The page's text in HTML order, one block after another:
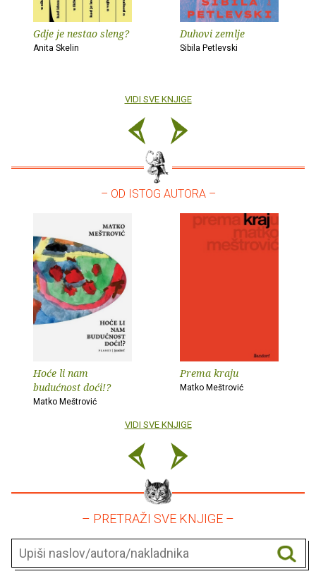
Gdje je nestao sleng?
Anita Skelin
Duhovi zemlje
Sibila Petlevski
VIDI SVE KNJIGE
– OD ISTOG AUTORA –
Hoće li nam
budućnost doći!?
Matko Meštrović
Prema kraju
Matko Meštrović
VIDI SVE KNJIGE
– PRETRAŽI SVE KNJIGE –